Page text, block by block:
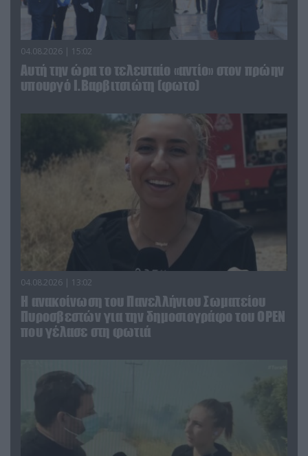
04.08.2026 | 15:02
Αυτή την ώρα το τελευταίο «αντίο» στον πρώην
υπουργό Ι.Βαρβιτσιώτη (φωτο)
04.08.2026 | 13:02
Η ανακοίνωση του Πανελλήνιου Σωματείου
Πυροσβεστών για την δημοσιογράφο του OPEN
που γέλασε στη φωτιά